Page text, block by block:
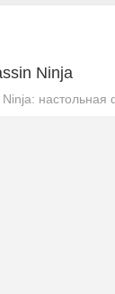
Ninja
настольная